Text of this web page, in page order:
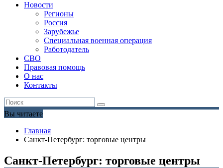
Новости
Регионы
Россия
Зарубежье
Специальная военная операция
Работодатель
СВО
Правовая помощь
О нас
Контакты
Вы читаете
Главная
Санкт-Петербург: торговые центры
Санкт-Петербург: торговые центры